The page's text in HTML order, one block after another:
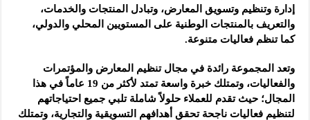
إدارة وتنظيم وتسويق المعارض، وتبادل المنتجات والخدمات،
والتعريف بالمنتجات الوطنية على المستويين المحلي والدولي،
كما تنظم فعاليات متنوعة.
وتعد المجموعة رائدة في مجال تنظيم المعارض والمؤتمرات
والفعاليات، وتمتلك خبرة واسعة تمتد لأكثر من 19 عاماً في هذا
المجال؛ حيث تقدم للعملاء حلولاً شاملة تلبي جميع احتياجاتهم
لتنظيم فعاليات ناجحة تحقق أهدافهم التسويقية والتجارية، وتمتلك